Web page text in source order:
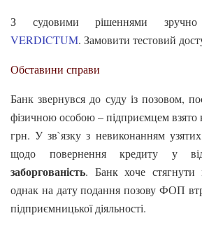
З судовими рішеннями
VERDICTUM. Замовити тестовий
Обставини справи
Банк звернувся до суду із позовом,
фізичною особою – підприємцем взято
грн. У зв`язку з невиконанням
щодо повернення кредиту у
заборгованість. Банк хоче
однак на дату подання позову ФОП
підприємницької діяльності.